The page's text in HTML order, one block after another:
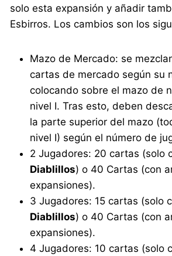
solo esta expansión y añadir
Esbirros. Los cambios son los
Mazo de Mercado: se
cartas de mercado según su
colocando sobre el mazo de
nivel I. Tras esto, deben
la parte superior del mazo
nivel I) según el número de
2 Jugadores: 20 cartas (solo
Diablillos) o 40 Cartas (con
expansiones).
3 Jugadores: 15 cartas (solo
Diablillos) o 40 Cartas (con
expansiones).
4 Jugadores: 10 cartas (solo